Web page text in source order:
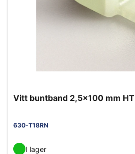
Vitt buntband 2,5x100 mm HT
630-T18RN
I lager